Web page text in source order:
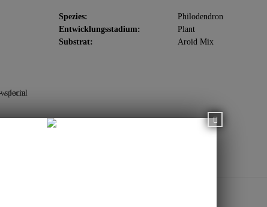
Spezies:
Philodendron
Entwicklungsstadium:
Plant
Substrat:
Aroid Mix